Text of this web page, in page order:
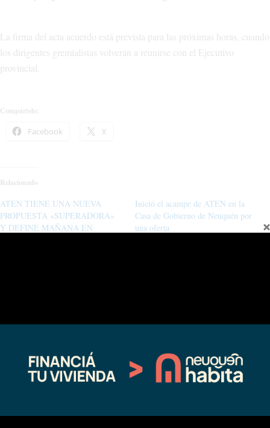
La firma del acta acuerdo está prevista para las próximas horas, cuando
los dirigentes gremialistas volverán a reunirse con el Ejecutivo
provincial.
Compártelo:
Facebook X
Relacionado
ATEN TIENE UNA NUEVA
PROPUESTA «SUPERADORA»
Y DEFINE MAÑANA EN
Inició el acampe de ATEN en la
Casa de Gobierno de Neuquén por
una oferta
Entrada anterior Entrada siguiente